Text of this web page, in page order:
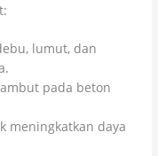
lumut, dan
pada beton
meningkatkan daya